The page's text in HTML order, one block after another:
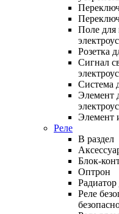
Поле для
Розетка
Сигнал
Система
Элемент
Элемент
Реле
В раздел
Блок-
Оптрон
Радиатор
Реле